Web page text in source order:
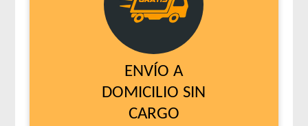
ENVÍO A
DOMICILIO SIN
CARGO